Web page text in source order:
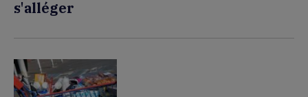
s'alléger